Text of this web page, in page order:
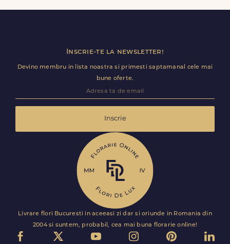
transparent inainte de finalizarea comenzii.
Inscrie-te la newsletter!
Devino membru in lista noastra si primesti saptamanal cele mai
bune oferte.
Inscrie
Livrare flori Bucuresti in aceeasi zi dar si oriunde in Romania din
2004 si suntem, probabil, cea mai buna florarie online!